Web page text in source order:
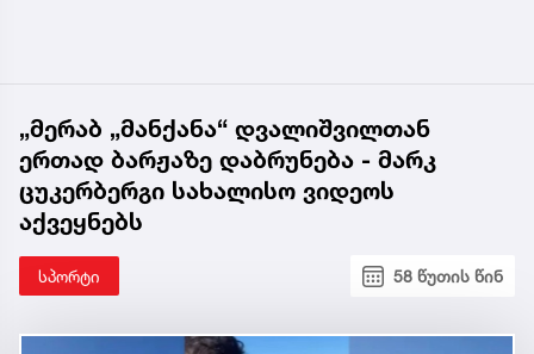
„მერაბ „მანქანა“ დვალიშვილთან
ერთად ბარჟაზე დაბრუნება - მარკ
ცუკერბერგი სახალისო ვიდეოს
აქვეყნებს
სპორტი 58 წუთის წინ